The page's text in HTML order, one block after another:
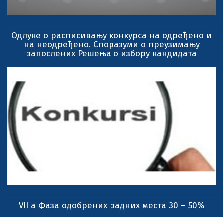
Одлуке о расписивању конкурса на одређено и
на неодређено. Споразуми о преузимању
запослених Решења о избору кандидата
VII a Фаза одобрених радних места 30 – 50%